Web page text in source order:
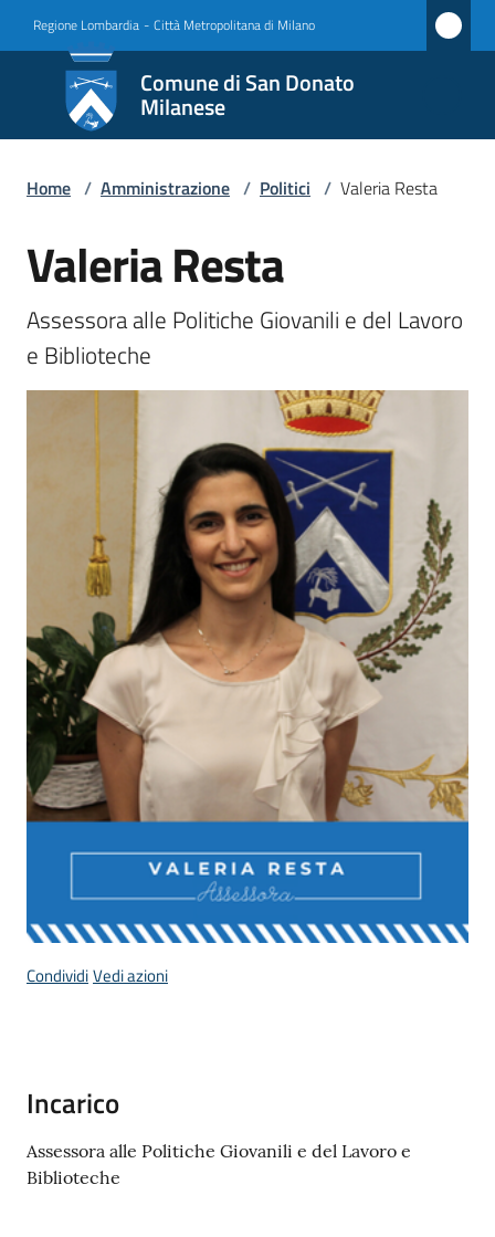
Regione Lombardia - Città Metropolitana di Milano
Comune di San Donato
Milanese
Comune
di San
Donato
Milanese
Amministrazione
Novità
Servizi
Milanese
Tutti
gli
argomenti
Seguici
Home / Amministrazione / Politici / Valeria Resta
Salta al contenuto
Valeria Resta
Assessora alle Politiche Giovanili e del Lavoro
e Biblioteche
CondividiVedi azioni
Incarico
Assessora alle Politiche Giovanili e del Lavoro e
Biblioteche